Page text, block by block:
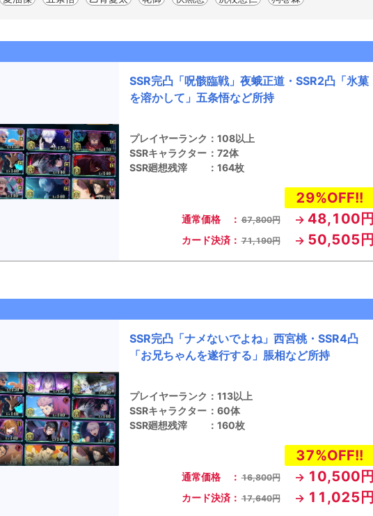
SSR完凸「呪骸臨戦」夜蛾正道・SSR2凸「氷菓
を溶かして」五条悟など所持
プレイヤーランク
SSRキャラクター
SSR廻想残滓
：
：
：
108以上
72体
164枚
29%OFF!!
通常価格 ： 67,800円 → 48,100円
カード決済： 71,190円 → 50,505円
SSR完凸「ナメないでよね」西宮桃・SSR4凸
「お兄ちゃんを遂行する」脹相など所持
プレイヤーランク
SSRキャラクター
SSR廻想残滓
：
：
：
113以上
60体
160枚
37%OFF!!
通常価格 ： 16,800円 → 10,500円
カード決済： 17,640円 → 11,025円